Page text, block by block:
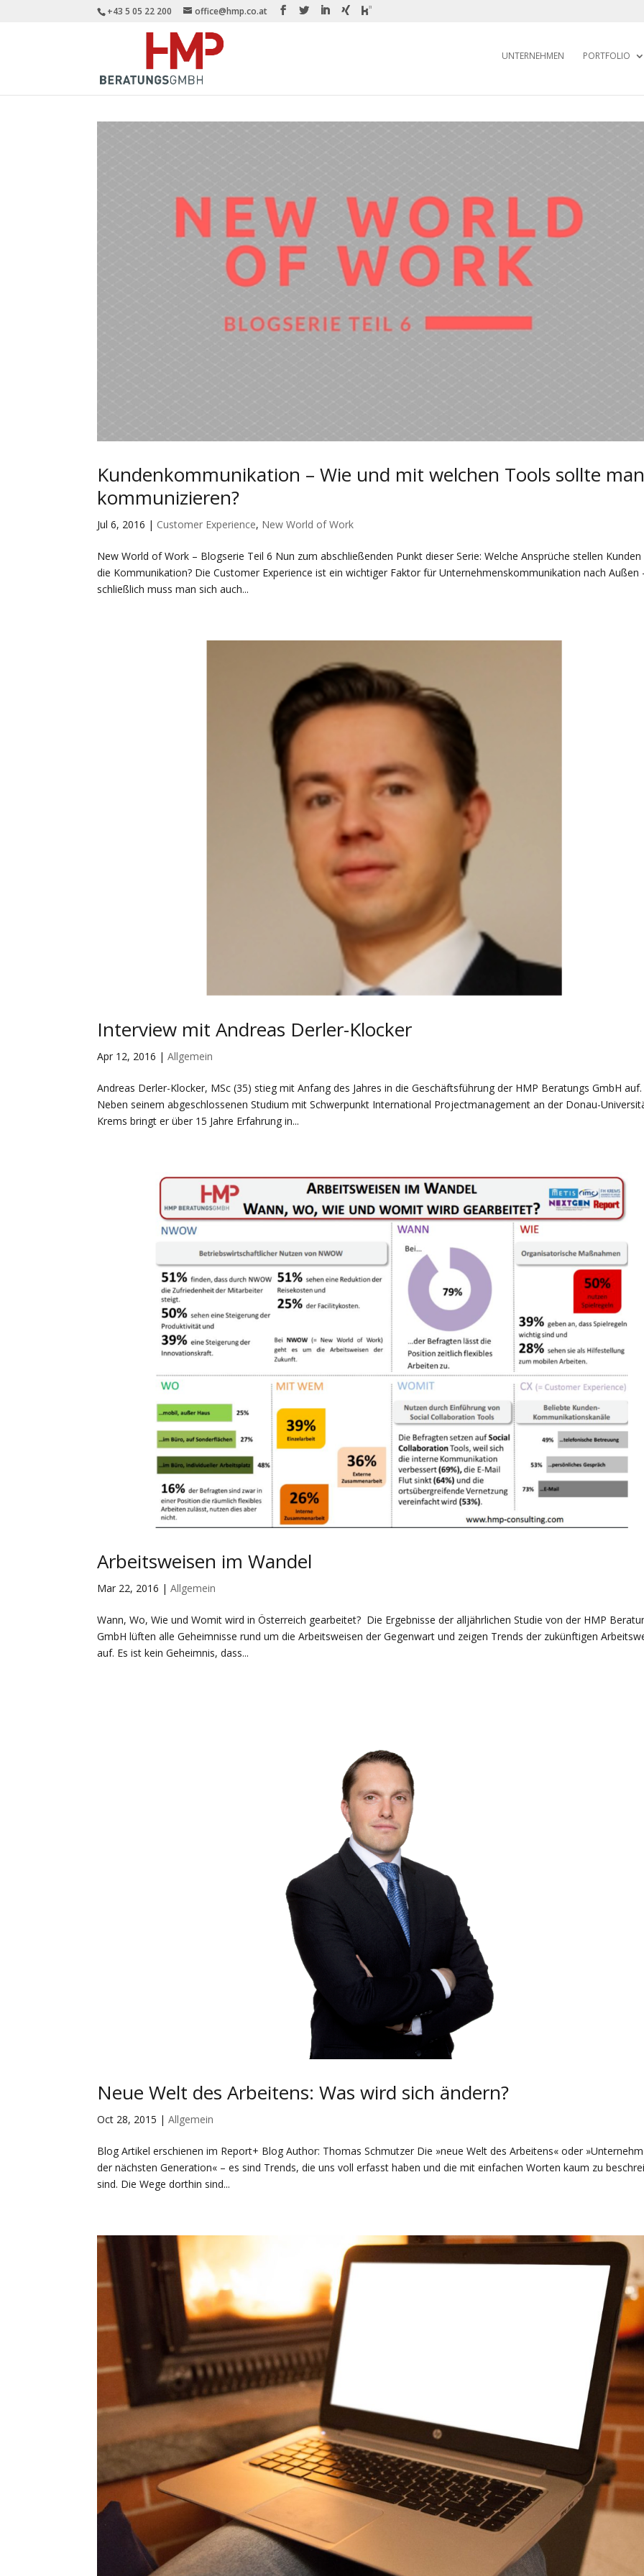
+43 5 05 22 200 office@hmp.co.at
UNTERNEHMEN PORTFOLIO
Kundenkommunikation – Wie und mit welchen Tools sollte man
kommunizieren?
Jul 6, 2016 | Customer Experience, New World of Work
New World of Work – Blogserie Teil 6 Nun zum abschließenden Punkt dieser Serie: Welche Ansprüche stellen Kunden
die Kommunikation? Die Customer Experience ist ein wichtiger Faktor für Unternehmenskommunikation nach Außen
schließlich muss man sich auch...
Interview mit Andreas Derler-Klocker
Apr 12, 2016 | Allgemein
Andreas Derler-Klocker, MSc (35) stieg mit Anfang des Jahres in die Geschäftsführung der HMP Beratungs GmbH auf.
Neben seinem abgeschlossenen Studium mit Schwerpunkt International Projectmanagement an der Donau-
Krems bringt er über 15 Jahre Erfahrung in...
Arbeitsweisen im Wandel
Mar 22, 2016 | Allgemein
Wann, Wo, Wie und Womit wird in Österreich gearbeitet? Die Ergebnisse der alljährlichen Studie von der HMP
GmbH lüften alle Geheimnisse rund um die Arbeitsweisen der Gegenwart und zeigen Trends der zukünftigen
auf. Es ist kein Geheimnis, dass...
Neue Welt des Arbeitens: Was wird sich ändern?
Oct 28, 2015 | Allgemein
Blog Artikel erschienen im Report+ Blog Author: Thomas Schmutzer Die »neue Welt des Arbeitens« oder
der nächsten Generation« – es sind Trends, die uns voll erfasst haben und die mit einfachen Worten kaum zu
sind. Die Wege dorthin sind...